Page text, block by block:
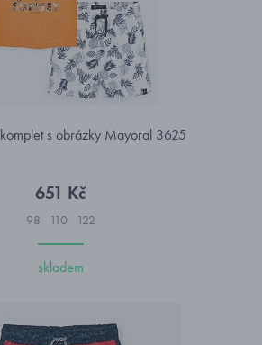
s obrázky Mayoral 3625
651 Kč
98 110 122
skladem